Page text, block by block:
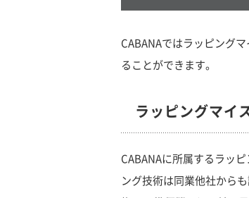
CABANAではラッピング
ることができます。
ラッピングマイ
CABANAに所属するラッ
ング技術は同業他社から